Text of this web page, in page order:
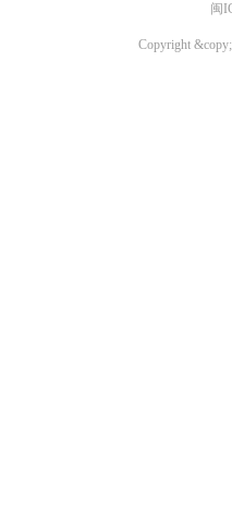
闽
Copyright